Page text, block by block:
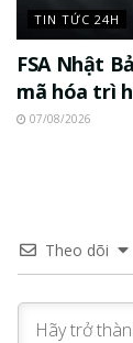
TIN TỨC 24H
FSA Nhật
mã hóa trì
07/08/2026
Theo dõi